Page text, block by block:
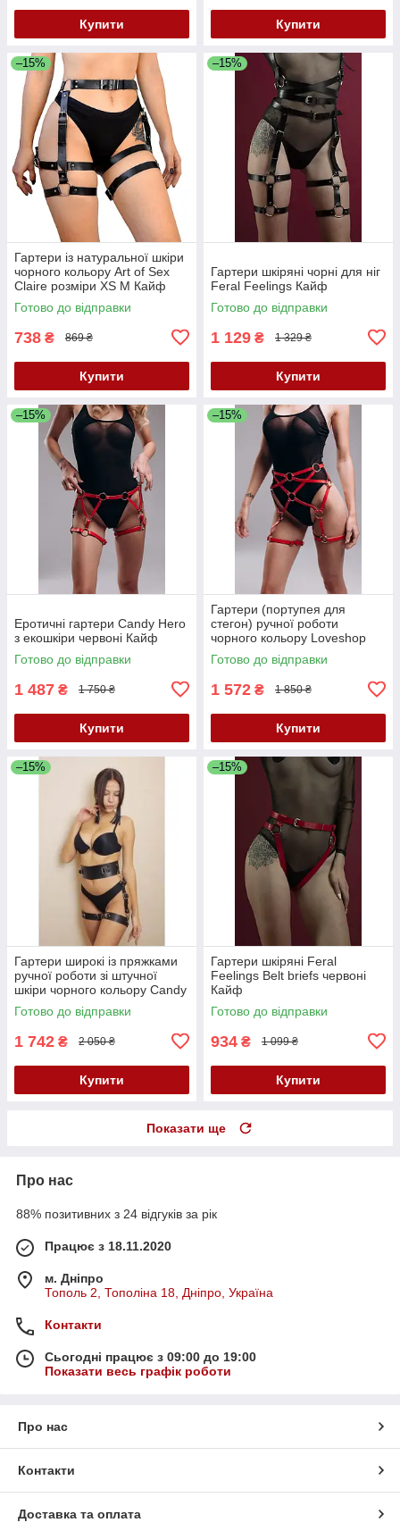
Купити Купити
–15%
Гартери із натуральної шкіри
чорного кольору Art of Sex
Claire розміри XS М Кайф
Готово до відправки
738 ₴ 869 ₴
Купити
–15%
Гартери шкіряні чорні для ніг
Feral Feelings Кайф
Готово до відправки
1 129 ₴ 1 329 ₴
Купити
–15%
Еротичні гартери Candy Hero
з екошкіри червоні Кайф
Готово до відправки
1 487 ₴ 1 750 ₴
Купити
–15%
Гартери (портупея для
стегон) ручної роботи
чорного кольору Loveshop
модель G 7 1 Кайф
Готово до відправки
1 572 ₴ 1 850 ₴
Купити
–15%
Гартери широкі із пряжками
ручної роботи зі штучної
шкіри чорного кольору Candy
Hero G4 1 розмір One Size
Кайф
Готово до відправки
1 742 ₴ 2 050 ₴
Купити
–15%
Гартери шкіряні Feral
Feelings Belt briefs червоні
Кайф
Готово до відправки
934 ₴ 1 099 ₴
Купити
Показати ще
Про нас
88% позитивних з 24 відгуків за рік
Працює з 18.11.2020
м. Дніпро
Тополь 2, Тополіна 18, Дніпро, Україна
Контакти
Сьогодні працює з 09:00 до 19:00
Показати весь графік роботи
Про нас
Контакти
Доставка та оплата